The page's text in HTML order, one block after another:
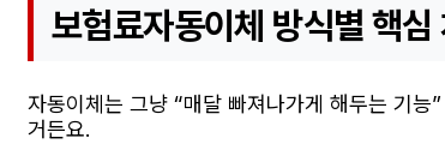
보험료자동이체 방식별 핵심
자동이체는 그냥 “매달 빠져나가게 해두는 기
거든요.